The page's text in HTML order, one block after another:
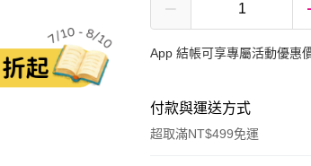
App 結帳可享專屬活動優惠
付款與運送方式
超取滿NT$499免運